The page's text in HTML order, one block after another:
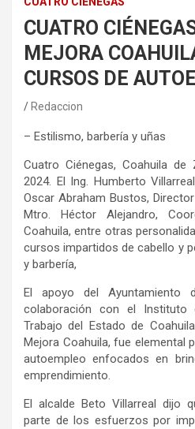
CUATRO
MEJORA
CURSOS DE
Redaccion
– Estilismo, barbería y uñas
Cuatro Ciénegas, Coahuila de
2024. El Ing. Humberto
Oscar Abraham Bustos,
Mtro. Héctor Alejandro,
Coahuila, entre otras
cursos impartidos de cabello y
y barbería,
El apoyo del Ayuntamiento
colaboración con el Instituto
Trabajo del Estado de
Mejora Coahuila, fue elemental
autoempleo enfocados en
emprendimiento.
El alcalde
Beto Villarreal dijo
parte de los esfuerzos por